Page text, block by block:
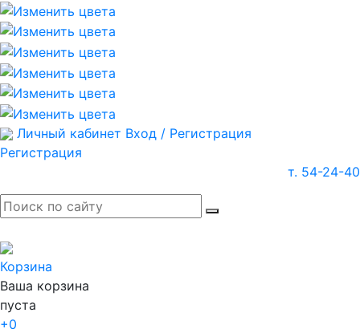
Личный кабинет Вход / Регистрация
Регистрация
т. 54-24-40
Корзина
Ваша корзина
пуста
+0